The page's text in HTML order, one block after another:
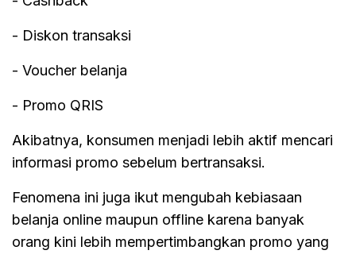
- Diskon transaksi
- Voucher belanja
- Promo QRIS
Akibatnya, konsumen menjadi lebih aktif mencari
informasi promo sebelum bertransaksi.
Fenomena ini juga ikut mengubah kebiasaan
belanja online maupun offline karena banyak
orang kini lebih mempertimbangkan promo yang